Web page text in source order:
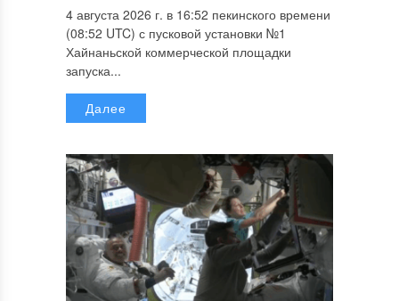
4 августа 2026 г. в 16:52 пекинского времени
(08:52 UTC) с пусковой установки №1
Хайнаньской коммерческой площадки
запуска...
Далее